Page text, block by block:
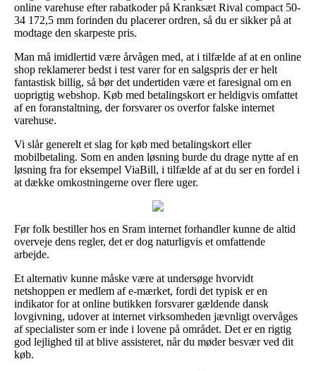
online varehuse efter rabatkoder på Kranksæt Rival compact 50-
34 172,5 mm forinden du placerer ordren, så du er sikker på at
modtage den skarpeste pris.
Man må imidlertid være årvågen med, at i tilfælde af at en online
shop reklamerer bedst i test varer for en salgspris der er helt
fantastisk billig, så bør det undertiden være et faresignal om en
uoprigtig webshop. Køb med betalingskort er heldigvis omfattet
af en foranstaltning, der forsvarer os overfor falske internet
varehuse.
Vi slår generelt et slag for køb med betalingskort eller
mobilbetaling. Som en anden løsning burde du drage nytte af en
løsning fra for eksempel ViaBill, i tilfælde af at du ser en fordel i
at dække omkostningerne over flere uger.
Før folk bestiller hos en Sram internet forhandler kunne de altid
overveje dens regler, det er dog naturligvis et omfattende
arbejde.
Et alternativ kunne måske være at undersøge hvorvidt
netshoppen er medlem af e-mærket, fordi det typisk er en
indikator for at online butikken forsvarer gældende dansk
lovgivning, udover at internet virksomheden jævnligt overvåges
af specialister som er inde i lovene på området. Det er en rigtig
god lejlighed til at blive assisteret, når du møder besvær ved dit
køb.